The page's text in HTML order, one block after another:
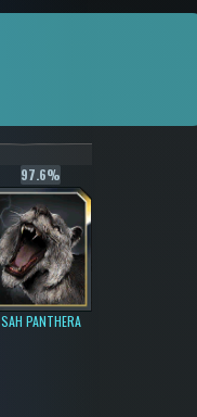
97.6%
SAH PANTHERA